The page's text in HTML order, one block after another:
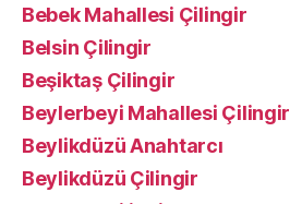
Bebek Mahallesi Çilingir
Belsin Çilingir
Beşiktaş Çilingir
Beylerbeyi Mahallesi Çilingir
Beylikdüzü Anahtarcı
Beylikdüzü Çilingir